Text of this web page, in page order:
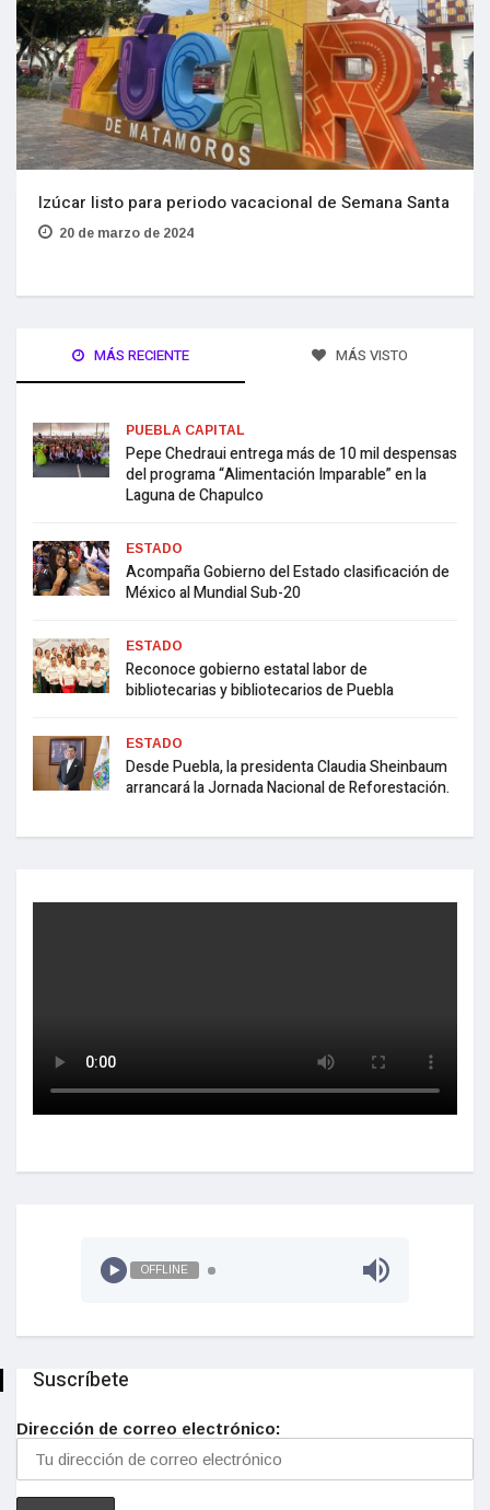
Izúcar listo para periodo vacacional de Semana Santa
20 de marzo de 2024
MÁS RECIENTE MÁS VISTO
PUEBLA CAPITAL
Pepe Chedraui entrega más de 10 mil despensas
del programa “Alimentación Imparable” en la
Laguna de Chapulco
ESTADO
Acompaña Gobierno del Estado clasificación de
México al Mundial Sub-20
ESTADO
Reconoce gobierno estatal labor de
bibliotecarias y bibliotecarios de Puebla
ESTADO
Desde Puebla, la presidenta Claudia Sheinbaum
arrancará la Jornada Nacional de Reforestación.
OFFLINE
Suscríbete
Dirección de correo electrónico: